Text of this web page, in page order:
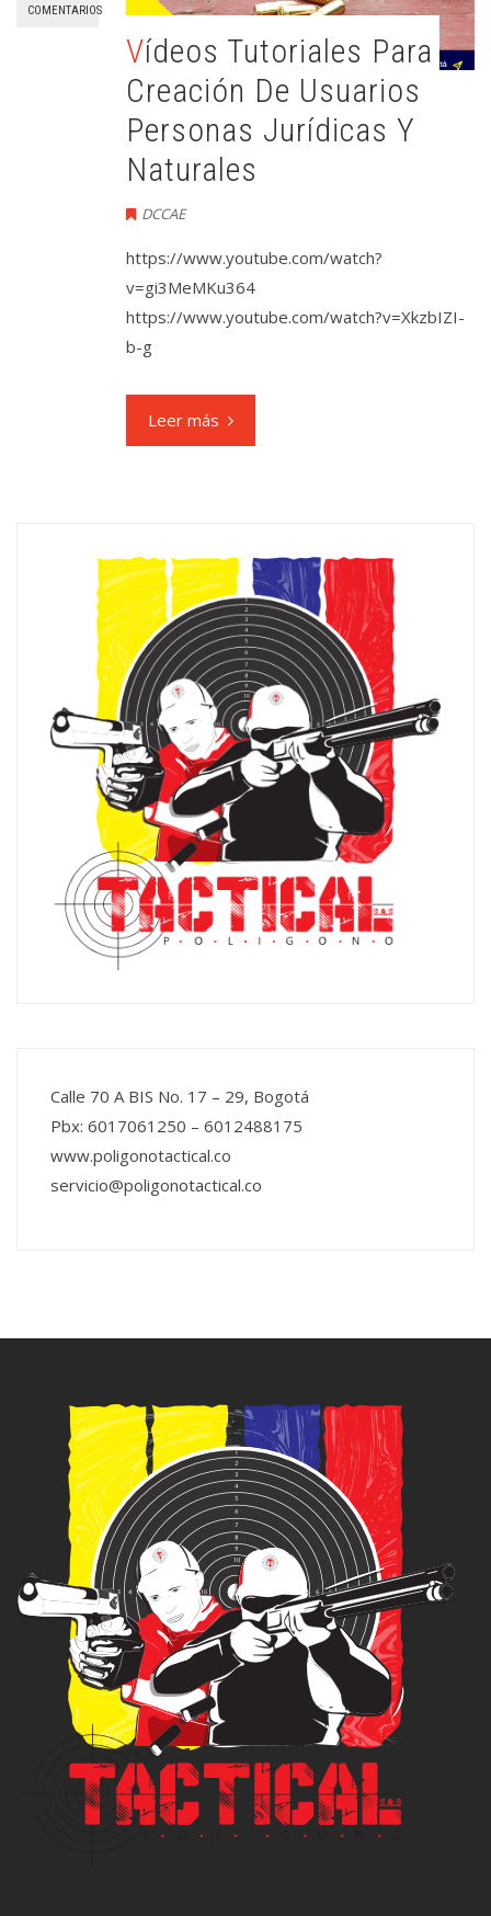
COMENTARIOS
Vídeos Tutoriales Para
Creación De Usuarios
Personas Jurídicas Y
Naturales
DCCAE
https://www.youtube.com/watch?
v=gi3MeMKu364
https://www.youtube.com/watch?v=XkzbIZI-
b-g
Leer más
Calle 70 A BIS No. 17 – 29, Bogotá
Pbx: 6017061250 – 6012488175
www.poligonotactical.co
servicio@poligonotactical.co